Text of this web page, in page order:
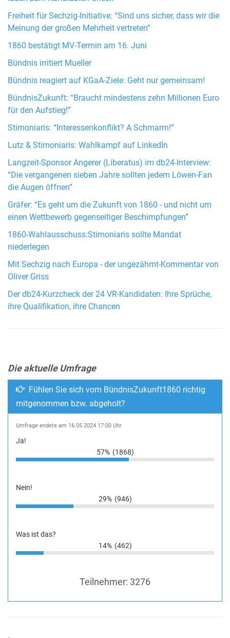
Freiheit für Sechzig-Initiative: “Sind uns sicher, dass wir die
Meinung der großen Mehrheit vertreten”
1860 bestätigt MV-Termin am 16. Juni
Bündnis irritiert Mueller
Bündnis reagiert auf KGaA-Ziele: Geht nur gemeinsam!
BündnisZukunft: “Braucht mindestens zehn Millionen Euro
für den Aufstieg!”
Stimoniaris: “Interessenkonflikt? A Schmarrn!”
Lutz & Stimoniaris: Wahlkampf auf LinkedIn
Langzeit-Sponsor Angerer (Liberatus) im db24-Interview:
“Die vergangenen sieben Jahre sollten jedem Löwen-Fan
die Augen öffnen”
Gräfer: “Es geht um die Zukunft von 1860 - und nicht um
einen Wettbewerb gegenseitiger Beschimpfungen”
1860-Wahlausschuss:Stimoniaris sollte Mandat
niederlegen
Mit Sechzig nach Europa - der ungezähmt-Kommentar von
Oliver Griss
Der db24-Kurzcheck der 24 VR-Kandidaten: Ihre Sprüche,
ihre Qualifikation, ihre Chancen
Die aktuelle Umfrage
Fühlen Sie sich vom BündnisZukunft1860 richtig
mitgenommen bzw. abgeholt?
Umfrage endete am 16.05.2024 17:00 Uhr
Ja!
57% (1868)
Nein!
29% (946)
Was ist das?
14% (462)
Teilnehmer: 3276